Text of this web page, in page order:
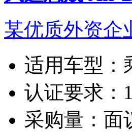
某优质外资企
适用车型：
认证要求：
采购量： 面